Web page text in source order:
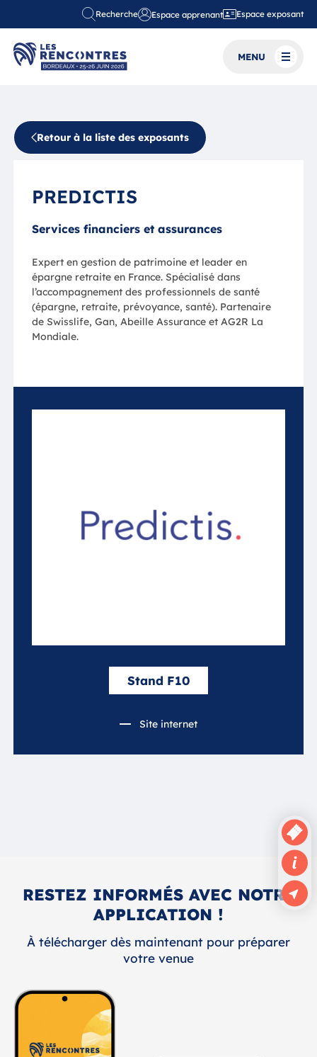
Recherche Espace apprenant Espace exposant
MENU
Retour à la liste des exposants
PREDICTIS
Services financiers et assurances
Expert en gestion de patrimoine et leader en
épargne retraite en France. Spécialisé dans
l’accompagnement des professionnels de santé
(épargne, retraite, prévoyance, santé). Partenaire
de Swisslife, Gan, Abeille Assurance et AG2R La
Mondiale.
Stand F10
Site internet
RESTEZ INFORMÉS AVEC NOTRE
APPLICATION !
À télécharger dès maintenant pour préparer
votre venue